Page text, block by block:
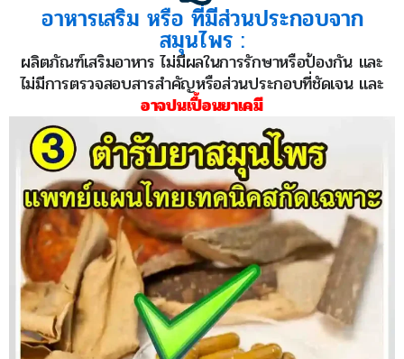
อาหารเสริม หรือ ที่มีส่วนประกอบจาก
สมุนไพร :
ผลิตภัณฑ์เสริมอาหาร ไม่มีผลในการรักษาหรือป้องกัน และ
ไม่มีการตรวจสอบสารสำคัญหรือส่วนประกอบที่ชัดเจน และ
อาจปนเปื้อนยาเคมี